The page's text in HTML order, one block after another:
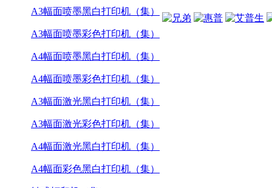
A3幅面喷墨黑白打印机（集）
A3幅面喷墨彩色打印机（集）
A4幅面喷墨黑白打印机（集）
A4幅面喷墨彩色打印机（集）
A3幅面激光黑白打印机（集）
A3幅面激光彩色打印机（集）
A4幅面激光黑白打印机（集）
A4幅面彩色黑白打印机（集）